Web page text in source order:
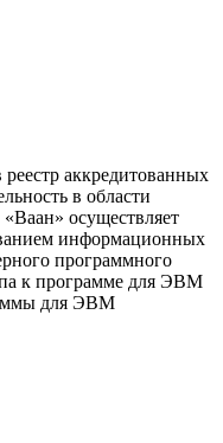
аккредитованных
в области
осуществляет
информационных
программного
к программе для ЭВМ
для ЭВМ